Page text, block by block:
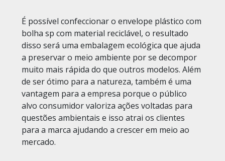
É possível confeccionar o envelope plástico com
bolha sp com material reciclável, o resultado
disso será uma embalagem ecológica que ajuda
a preservar o meio ambiente por se decompor
muito mais rápida do que outros modelos. Além
de ser ótimo para a natureza, também é uma
vantagem para a empresa porque o público
alvo consumidor valoriza ações voltadas para
questões ambientais e isso atrai os clientes
para a marca ajudando a crescer em meio ao
mercado.